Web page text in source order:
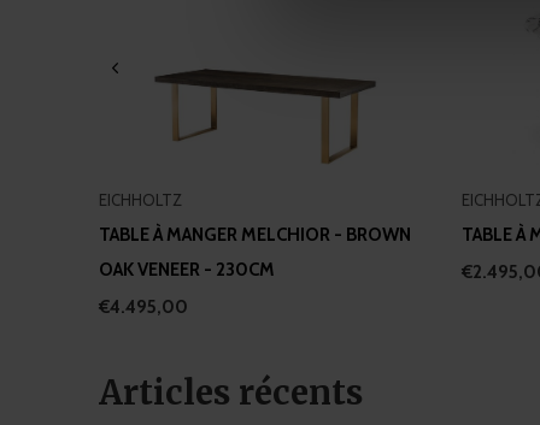
We use cookies to
information about your use
other information that
EICHHOLTZ
TABLE À MANGER MELCHIOR - BROWN
OAK VENEER - 230CM
€4.495,00
TABLE À
Articles récents